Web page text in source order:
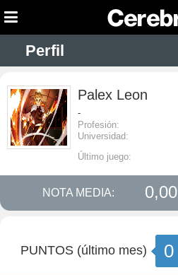
Perfil
Palex Leon
-
Profesión:
Universidad:
Último juego:
NOTA MEDIA: 0,00
PUNTOS (último mes) 0